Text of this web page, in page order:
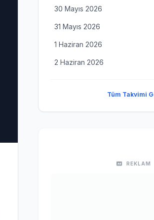
30 Mayıs 2026
31 Mayıs 2026
1 Haziran 2026
2 Haziran 2026
Tüm Takvimi
REKLAM